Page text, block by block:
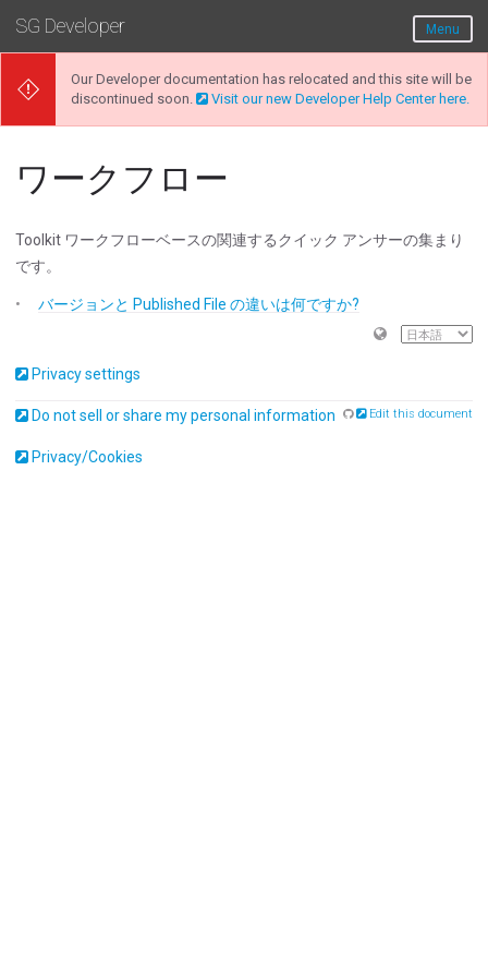
SG Developer Menu
Privacy settings
Do not sell or share my personal information
Privacy/Cookies
Our Developer documentation has relocated and this site will be
discontinued soon.
Visit our new Developer Help Center here.
ワークフロー
Toolkit ワークフローベースの関連するクイック アンサーの集まり
です。
バージョンと Published File の違いは何ですか?
Edit this document